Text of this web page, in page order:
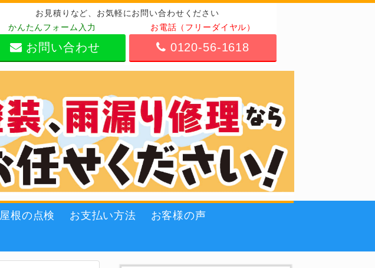
お見積りなど、お気軽にお問い合わせください
かんたんフォーム入力
お問い合わせ
お電話（フリーダイヤル）
0120-56-1618
屋根の点検 お支払い方法 お客様の声